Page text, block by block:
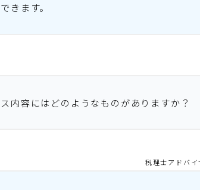
きます。
内容にはどのようなものがありますか？
税理士アドバイ